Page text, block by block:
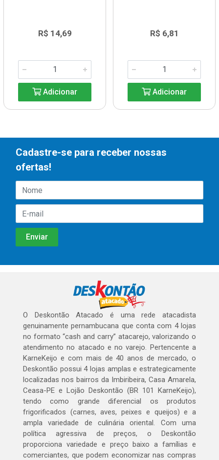
R$ 14,69
Adicionar
R$ 6,81
Adicionar
Cadastre-se para receber nossas
ofertas!
O Deskontão Atacado é uma rede atacadista
genuinamente pernambucana que conta com 4 lojas
no formato “cash and carry” atacarejo, valorizando o
atendimento no atacado e no varejo. Pertencente a
KarneKeijo e com mais de 40 anos de mercado, o
Deskontão possui 4 lojas amplas e estrategicamente
localizadas nos bairros da Imbiribeira, Casa Amarela,
Ceasa-PE e Lojão Deskontão (BR 101 KarneKeijo),
tendo como grande diferencial os produtos
frigorificados (carnes, aves, peixes e queijos) e a
ampla variedade de culinária oriental. Com uma
política agressiva de preços, o Deskontão
proporciona variedade e preço baixo a famílias e
comerciantes, que podem economizar nas compras